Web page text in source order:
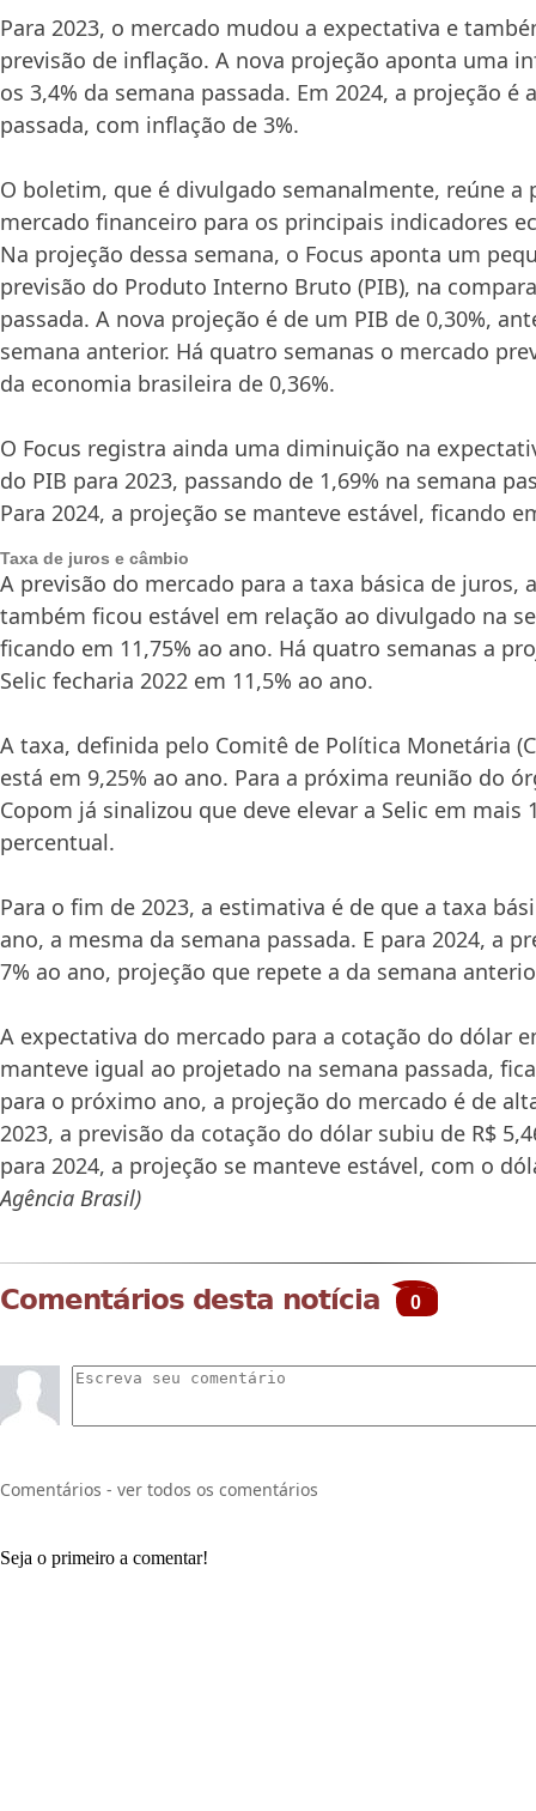
Para 2023, o mercado mudou a expectativa e
previsão de inflação. A nova projeção aponta uma
os 3,4% da semana passada. Em 2024, a projeção é
passada, com inflação de 3%.
O boletim, que é divulgado semanalmente, reúne a
mercado financeiro para os principais indicadores
Na projeção dessa semana, o Focus aponta um
previsão do Produto Interno Bruto (PIB), na
passada. A nova projeção é de um PIB de 0,30%,
semana anterior. Há quatro semanas o mercado
da economia brasileira de 0,36%.
O Focus registra ainda uma diminuição na
do PIB para 2023, passando de 1,69% na semana
Para 2024, a projeção se manteve estável, ficando
Taxa de juros e câmbio
A previsão do mercado para a taxa básica de juros,
também ficou estável em relação ao divulgado na
ficando em 11,75% ao ano. Há quatro semanas a
Selic fecharia 2022 em 11,5% ao ano.
A taxa, definida pelo Comitê de Política Monetária
está em 9,25% ao ano. Para a próxima reunião do
Copom já sinalizou que deve elevar a Selic em mais
percentual.
Para o fim de 2023, a estimativa é de que a taxa
ano, a mesma da semana passada. E para 2024, a
7% ao ano, projeção que repete a da semana
A expectativa do mercado para a cotação do dólar
manteve igual ao projetado na semana passada,
para o próximo ano, a projeção do mercado é de
2023, a previsão da cotação do dólar subiu de R$
para 2024, a projeção se manteve estável, com o
Agência Brasil)
Comentários desta notícia 0
Comentários - ver todos os comentários
Seja o primeiro a comentar!